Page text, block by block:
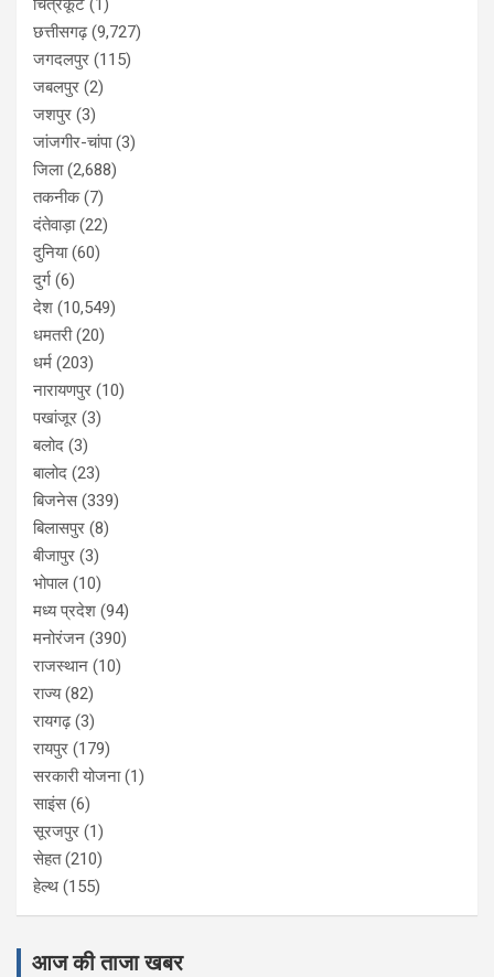
चित्रकूट (1)
छत्तीसगढ़(9,727)
जगदलपुर (115)
जबलपुर (2)
जशपुर (3)
जांजगीर-चांपा(3)
जिला(2,688)
तकनीक(7)
दंतेवाड़ा(22)
दुनिया(60)
दुर्ग (6)
देश (10,549)
धमतरी(20)
धर्म (203)
नारायणपुर (10)
पखांजूर (3)
बलोद (3)
बालोद (23)
बिजनेस(339)
बिलासपुर (8)
बीजापुर (3)
भोपाल (10)
मध्य प्रदेश (94)
मनोरंजन (390)
राजस्थान (10)
राज्य(82)
रायगढ़(3)
रायपुर (179)
सरकारी योजना(1)
साइंस(6)
सूरजपुर (1)
सेहत(210)
हेल्थ (155)
आज की ताजा खबर